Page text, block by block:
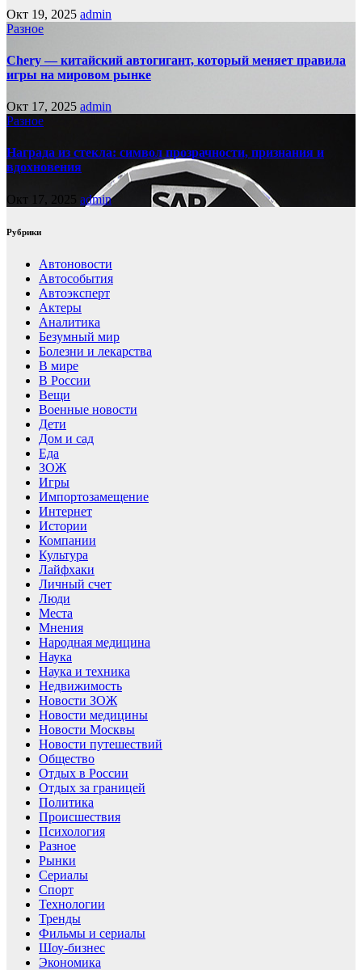
Окт 19, 2025 admin
Разное
Chery — китайский автогигант, который меняет правила
игры на мировом рынке
Окт 17, 2025 admin
Разное
Награда из стекла: символ прозрачности, признания и
вдохновения
Окт 17, 2025 admin
Рубрики
Автоновости
Автособытия
Автоэксперт
Актеры
Аналитика
Безумный мир
Болезни и лекарства
В мире
В России
Вещи
Военные новости
Дети
Дом и сад
Еда
ЗОЖ
Игры
Импортозамещение
Интернет
Истории
Компании
Культура
Лайфхаки
Личный счет
Люди
Места
Мнения
Народная медицина
Наука
Наука и техника
Недвижимость
Новости ЗОЖ
Новости медицины
Новости Москвы
Новости путешествий
Общество
Отдых в России
Отдых за границей
Политика
Происшествия
Психология
Разное
Рынки
Сериалы
Спорт
Технологии
Тренды
Фильмы и сериалы
Шоу-бизнес
Экономика